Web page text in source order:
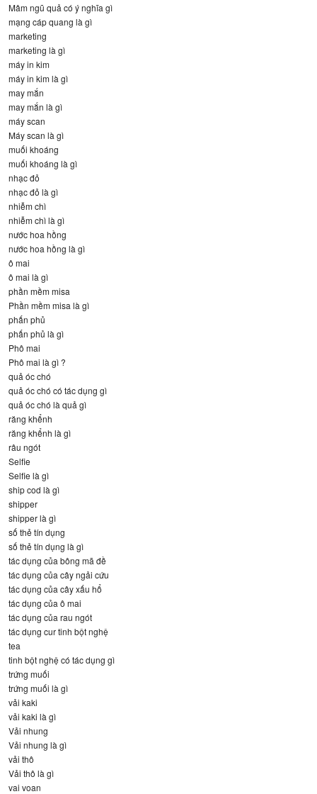
Mâm ngũ quả có ý nghĩa gì
mạng cáp quang là gì
marketing
marketing là gì
máy in kim
máy in kim là gì
may mắn
may mắn là gì
máy scan
Máy scan là gì
muối khoáng
muối khoáng là gì
nhạc đỏ
nhạc đỏ là gì
nhiễm chì
nhiễm chì là gì
nước hoa hồng
nước hoa hồng là gì
ô mai
ô mai là gì
phần mềm misa
Phần mềm misa là gì
phấn phủ
phấn phủ là gì
Phô mai
Phô mai là gì ?
quả óc chó
quả óc chó có tác dụng gì
quả óc chó là quả gì
răng khểnh
răng khểnh là gì
râu ngót
Selfie
Selfie là gì
ship cod là gì
shipper
shipper là gì
số thẻ tín dụng
số thẻ tín dụng là gì
tác dụng của bông mã đề
tác dụng của cây ngải cứu
tác dụng của cây xấu hổ
tác dụng của ô mai
tác dụng của rau ngót
tác dụng cur tinh bột nghệ
tea
tinh bột nghệ có tác dụng gì
trứng muối
trứng muối là gì
vải kaki
vải kaki là gì
Vải nhung
Vải nhung là gì
vải thô
Vải thô là gì
vai voan